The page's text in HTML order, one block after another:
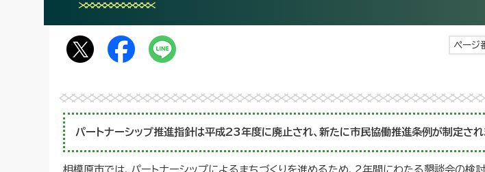
ペー
パートナーシップ推進指針は平成23年度に廃止され、新たに市民協働推進条例が制定され
相模原市では、パートナーシップによるまちづくりを進めるため、2年間にわたる懇談会の検